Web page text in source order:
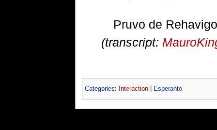
Pruvo de
(transcript:
Categories: Interaction| Esperanto